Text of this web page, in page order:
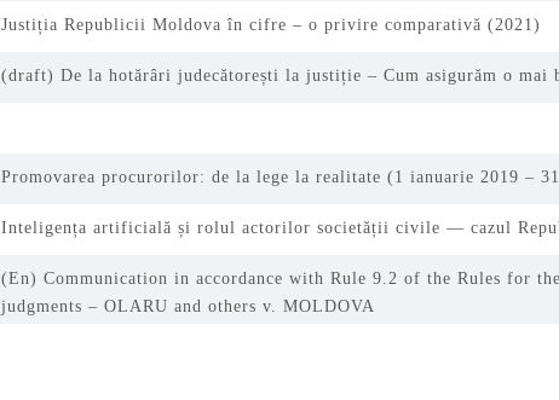
Justiția Republicii Moldova în cifre – o privire comparativă (2021)
(draft) De la hotărâri judecătorești la justiție – Cum asigurăm o mai
Promovarea procurorilor: de la lege la realitate (1 ianuarie 2019 –
Inteligența artificială și rolul actorilor societății civile — cazul
(En) Communication in accordance with Rule 9.2 of the Rules for
judgments – OLARU and others v. MOLDOVA